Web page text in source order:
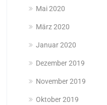
Mai 2020
März 2020
Januar 2020
Dezember 2019
November 2019
Oktober 2019